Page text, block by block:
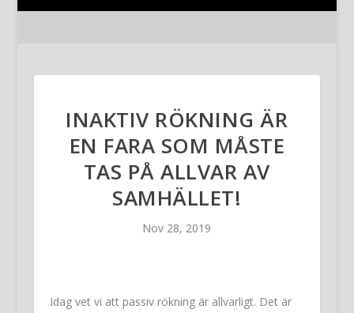
INAKTIV RÖKNING ÄR
EN FARA SOM MÅSTE
TAS PÅ ALLVAR AV
SAMHÄLLET!
Nov 28, 2019
Idag vet vi att passiv rökning är allvarligt. Det är